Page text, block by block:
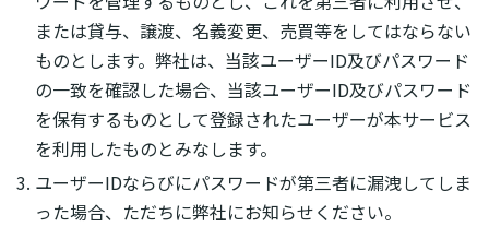
または貸与、譲渡、名義変更、売買等をしてはならない
ものとします。弊社は、当該ユーザーID及びパスワード
の一致を確認した場合、当該ユーザーID及びパスワード
を保有するものとして登録されたユーザーが本サービス
を利用したものとみなします。
ユーザーIDならびにパスワードが第三者に漏洩してしま
った場合、ただちに弊社にお知らせください。